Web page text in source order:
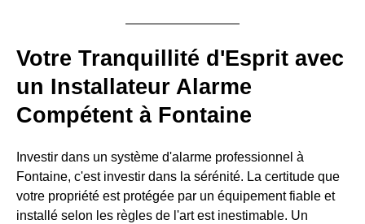
Votre Tranquillité d'Esprit avec
un Installateur Alarme
Compétent à Fontaine
Investir dans un système d'alarme professionnel à
Fontaine, c'est investir dans la sérénité. La certitude que
votre propriété est protégée par un équipement fiable et
installé selon les règles de l'art est inestimable. Un